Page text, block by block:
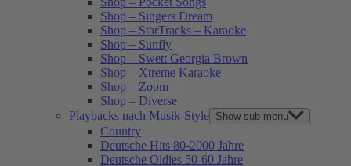
Shop – Singers Dream
Shop – StarTracks – Karaoke
Shop – Sunfly
Shop – Swett Georgia Brown
Shop – Xtreme Karaoke
Shop – Zoom
Shop – Diverse
Playbacks nach Musik-Style Show sub menu
Country
Deutsche Hits 80-2000 Jahre
Deutsche Oldies 50-60 Jahre